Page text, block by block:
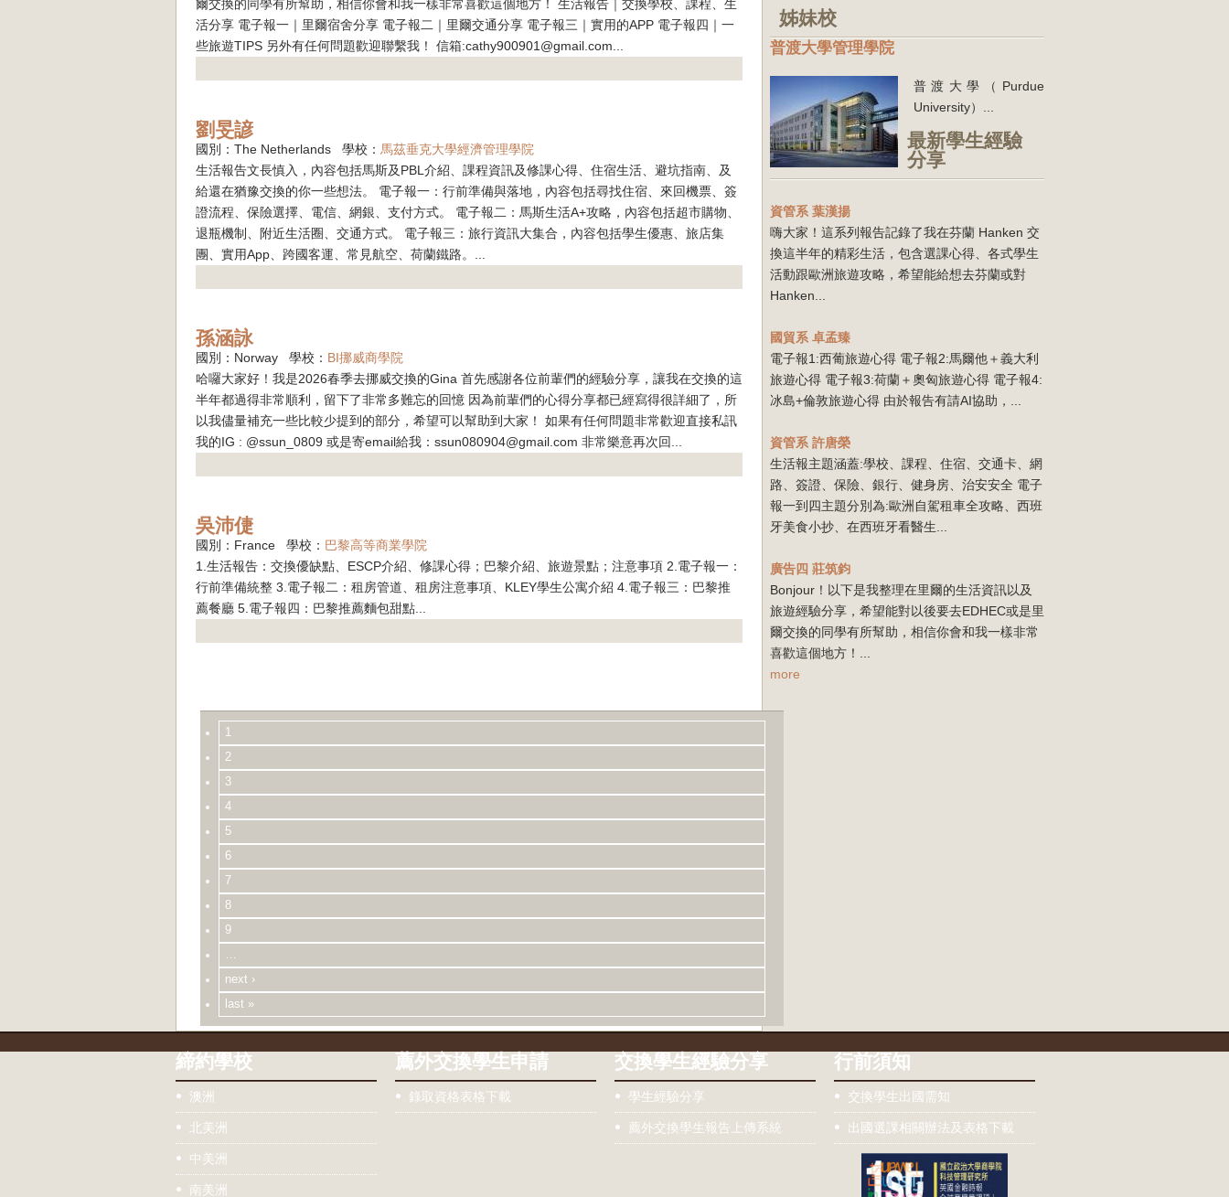
爾交換的同學有所幫助，相信你會和我一樣非常喜歡這個地方！ 生活報告｜交換學校、課程、生
活分享 電子報一｜里爾宿舍分享 電子報二｜里爾交通分享 電子報三｜實用的APP 電子報四｜一
些旅遊TIPS 另外有任何問題歡迎聯繫我！ 信箱:cathy900901@gmail.com...
劉旻諺
國別：The Netherlands 學校： 馬茲垂克大學經濟管理學院
生活報告文長慎入，內容包括馬斯及PBL介紹、課程資訊及修課心得、住宿生活、避坑指南、及
給還在猶豫交換的你一些想法。 電子報一：行前準備與落地，內容包括尋找住宿、來回機票、簽
證流程、保險選擇、電信、網銀、支付方式。 電子報二：馬斯生活A+攻略，內容包括超市購物、
退瓶機制、附近生活圈、交通方式。 電子報三：旅行資訊大集合，內容包括學生優惠、旅店集
團、實用App、跨國客運、常見航空、荷蘭鐵路。...
孫涵詠
國別：Norway 學校： BI挪威商學院
哈囉大家好！我是2026春季去挪威交換的Gina 首先感謝各位前輩們的經驗分享，讓我在交換的這
半年都過得非常順利，留下了非常多難忘的回憶 因為前輩們的心得分享都已經寫得很詳細了，所
以我儘量補充一些比較少提到的部分，希望可以幫助到大家！ 如果有任何問題非常歡迎直接私訊
我的IG : @ssun_0809 或是寄email給我：ssun080904@gmail.com 非常樂意再次回...
吳沛倢
國別：France 學校： 巴黎高等商業學院
1.生活報告：交換優缺點、ESCP介紹、修課心得；巴黎介紹、旅遊景點；注意事項 2.電子報一：
行前準備統整 3.電子報二：租房管道、租房注意事項、KLEY學生公寓介紹 4.電子報三：巴黎推
薦餐廳 5.電子報四：巴黎推薦麵包甜點...
1
2
3
4
5
6
7
8
9
next ›
last »
姊妹校
普渡大學管理學院
普渡大學（Purdue
University）...
最新學生經驗
分享
資管系 葉漢揚
嗨大家！這系列報告記錄了我在芬蘭 Hanken 交
換這半年的精彩生活，包含選課心得、各式學生
活動跟歐洲旅遊攻略，希望能給想去芬蘭或對
Hanken...
國貿系 卓孟臻
電子報1:西葡旅遊心得 電子報2:馬爾他＋義大利
旅遊心得 電子報3:荷蘭＋奧匈旅遊心得 電子報4:
冰島+倫敦旅遊心得 由於報告有請AI協助，...
資管系 許唐榮
生活報主題涵蓋:學校、課程、住宿、交通卡、網
路、簽證、保險、銀行、健身房、治安安全 電子
報一到四主題分別為:歐洲自駕租車全攻略、西班
牙美食小抄、在西班牙看醫生...
廣告四 莊筑鈞
Bonjour！以下是我整理在里爾的生活資訊以及
旅遊經驗分享，希望能對以後要去EDHEC或是里
爾交換的同學有所幫助，相信你會和我一樣非常
喜歡這個地方！...
more
締約學校
澳洲
北美洲
中美洲
南美洲
薦外交換學生申請
錄取資格表格下載
交換學生經驗分享
學生經驗分享
薦外交換學生報告上傳系統
行前須知
交換學生出國需知
出國選課相關辦法及表格下載